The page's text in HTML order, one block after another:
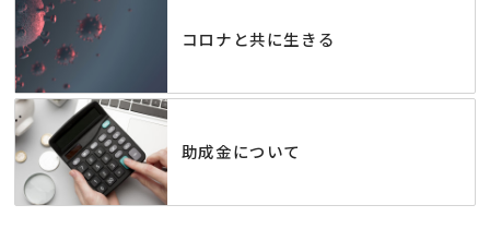
コロナと共に生きる
助成金について